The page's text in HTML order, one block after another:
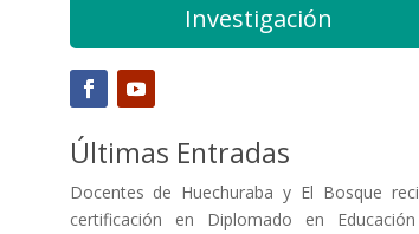
Investigación
Últimas Entradas
Docentes de Huechuraba y El Bosque
certificación en Diplomado en